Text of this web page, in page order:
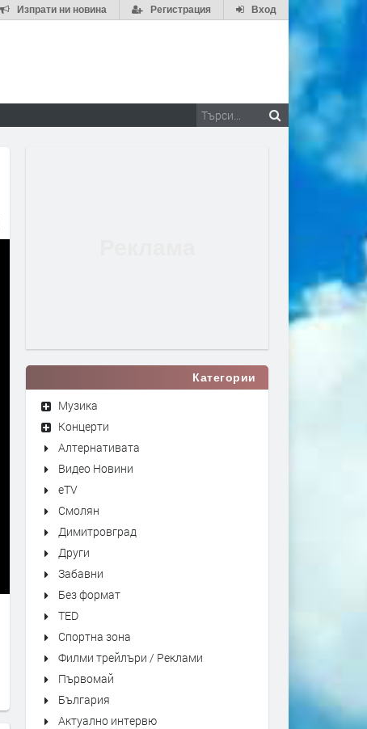
Вход
Регистрация
Изпрати ни новина
Категории
Музика
Концерти
Алтернативата
Видео Новини
eTV
Смолян
Димитровград
Други
Забавни
Без формат
TED
Спортна зона
Филми трейлъри / Реклами
Първомай
България
Актуално интервю